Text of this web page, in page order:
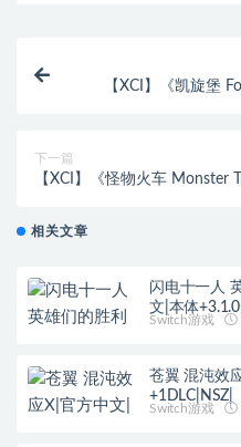
【XCI】《凯旋堡
下一篇
【XCI】《怪物火车 Monster
相关文章
闪电十一人
文|本体
Switch游戏
苍翼 混沌效
+1DLC|NSZ|
Switch游戏